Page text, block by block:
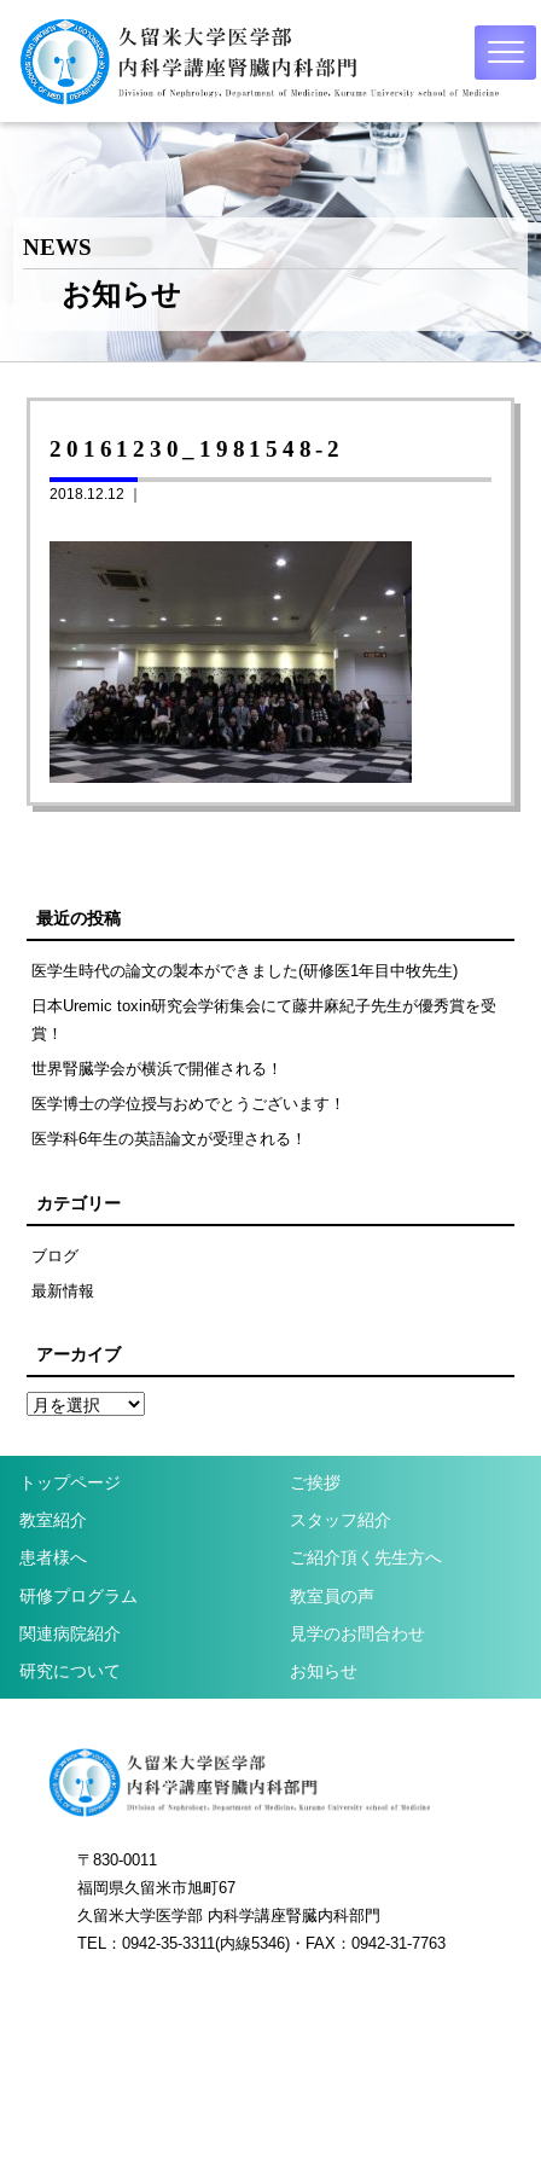
NEWS
お知らせ
20161230_1981548-2
2018.12.12 ｜
最近の投稿
医学生時代の論文の製本ができました(研修医1年目中牧先生)
日本Uremic toxin研究会学術集会にて藤井麻紀子先生が優秀賞を受
賞！
世界腎臓学会が横浜で開催される！
医学博士の学位授与おめでとうございます！
医学科6年生の英語論文が受理される！
カテゴリー
ブログ
最新情報
アーカイブ
トップページ
ご挨拶
教室紹介
スタッフ紹介
患者様へ
ご紹介頂く先生方へ
研修プログラム
教室員の声
関連病院紹介
見学のお問合わせ
研究について
お知らせ
〒830-0011
福岡県久留米市旭町67
久留米大学医学部 内科学講座腎臓内科部門
TEL：0942-35-3311(内線5346)・FAX：0942-31-7763